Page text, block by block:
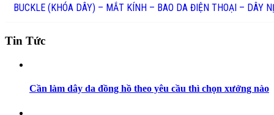
BUCKLE (KHÓA DÂY) – MẮT KÍNH – BAO DA ĐIỆN THOẠI – DÂY
Tin Tức
Cần làm dây da đồng hồ theo yêu cầu thì chọn xưởng nào